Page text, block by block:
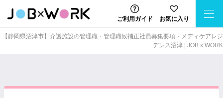
ご利用ガイド お気に入り
【静岡県沼津市】介護施設の管理職・管理職候補正社員募集要項・メディケアレジ
デンス沼津 | JOB x WORK